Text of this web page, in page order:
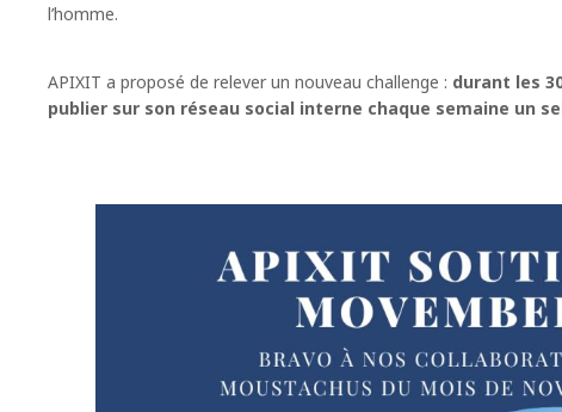
l’homme.
APIXIT a proposé de relever un nouveau challenge : durant les
publier sur son réseau social interne chaque semaine un